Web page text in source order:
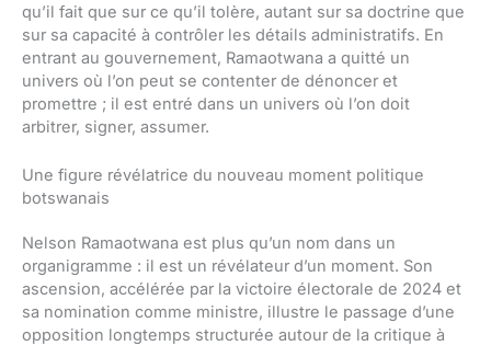
qu’il fait que sur ce qu’il tolère, autant sur sa doctrine que
sur sa capacité à contrôler les détails administratifs. En
entrant au gouvernement, Ramaotwana a quitté un
univers où l’on peut se contenter de dénoncer et
promettre ; il est entré dans un univers où l’on doit
arbitrer, signer, assumer.
Une figure révélatrice du nouveau moment politique
botswanais
Nelson Ramaotwana est plus qu’un nom dans un
organigramme : il est un révélateur d’un moment. Son
ascension, accélérée par la victoire électorale de 2024 et
sa nomination comme ministre, illustre le passage d’une
opposition longtemps structurée autour de la critique à